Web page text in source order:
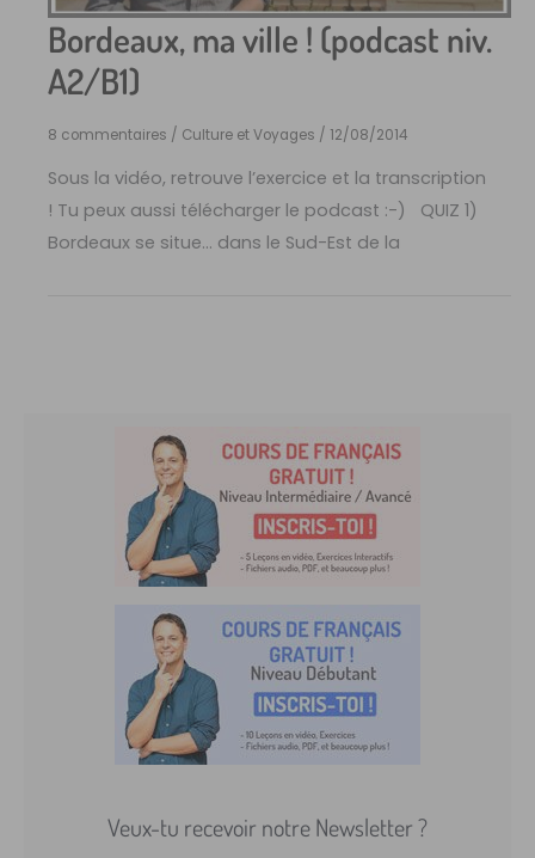
Bordeaux, ma ville ! (podcast niv.
A2/B1)
8 commentaires / Culture et Voyages / 12/08/2014
Sous la vidéo, retrouve l’exercice et la transcription
! Tu peux aussi télécharger le podcast :-) QUIZ 1)
Bordeaux se situe… dans le Sud-Est de la
Veux-tu recevoir notre Newsletter ?